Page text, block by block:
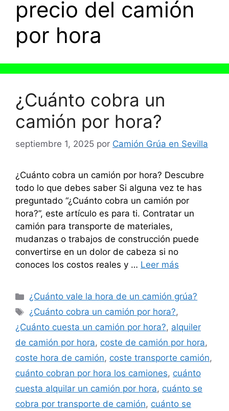
precio del camión
por hora
¿Cuánto cobra un
camión por hora?
septiembre 1, 2025 por Camión Grúa en Sevilla
¿Cuánto cobra un camión por hora? Descubre
todo lo que debes saber Si alguna vez te has
preguntado “¿Cuánto cobra un camión por
hora?”, este artículo es para ti. Contratar un
camión para transporte de materiales,
mudanzas o trabajos de construcción puede
convertirse en un dolor de cabeza si no
conoces los costos reales y … Leer más
Categorías
¿Cuánto vale la hora de un camión grúa?
Etiquetas
¿Cuánto cobra un camión por hora?,
¿Cuánto cuesta un camión por hora?, alquiler
de camión por hora, coste de camión por hora,
coste hora de camión, coste transporte camión,
cuánto cobran por hora los camiones, cuánto
cuesta alquilar un camión por hora, cuánto se
cobra por transporte de camión, cuánto se